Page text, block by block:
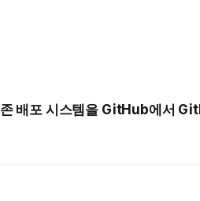
배포 시스템을 GitHub에서